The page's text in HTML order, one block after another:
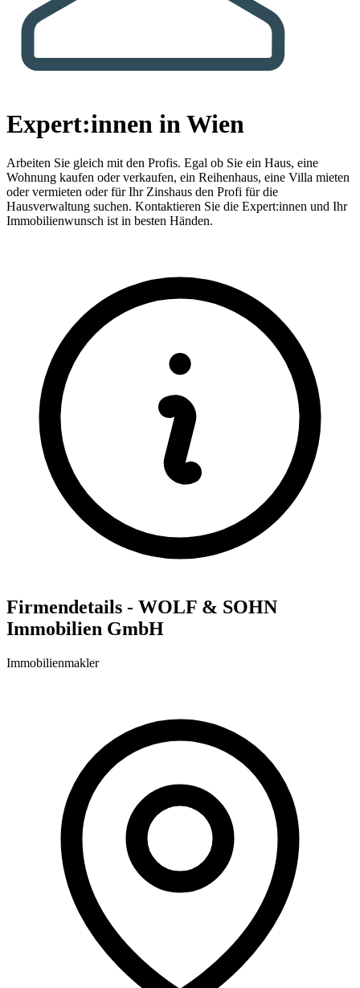
Expert:innen in Wien
Arbeiten Sie gleich mit den Profis. Egal ob Sie ein Haus, eine
Wohnung kaufen oder verkaufen, ein Reihenhaus, eine Villa mieten
oder vermieten oder für Ihr Zinshaus den Profi für die
Hausverwaltung suchen. Kontaktieren Sie die Expert:innen und Ihr
Immobilienwunsch ist in besten Händen.
Firmendetails - WOLF & SOHN
Immobilien GmbH
Immobilienmakler